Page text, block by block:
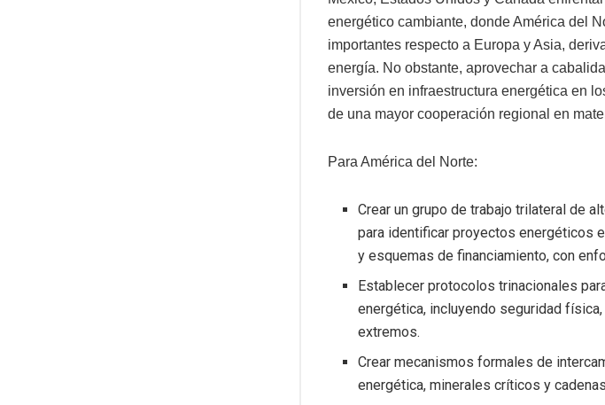
energético cambiante, donde América del
importantes respecto a Europa y Asia,
energía. No obstante, aprovechar a
inversión en infraestructura energética en
de una mayor cooperación regional en
Para América del Norte:
Crear un grupo de trabajo trilateral de
para identificar proyectos energéticos
y esquemas de financiamiento, con
Establecer protocolos trinacionales
energética, incluyendo seguridad
extremos.
Crear mecanismos formales de
energética, minerales críticos y